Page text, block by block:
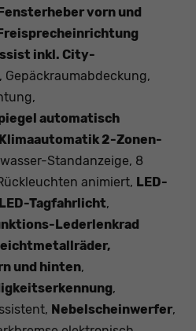
vorn und
inkl. City-
, Gepäckraumabdeckung,
automatisch
Klimaautomatik 2-Zonen-
Standanzeige, 8
animiert, LED-
Tagfahrlicht,
Lederlenkrad
und hinten,
,
Nebelscheinwerfer,